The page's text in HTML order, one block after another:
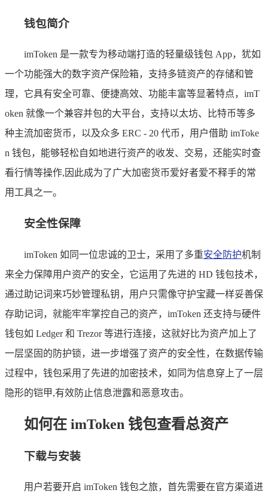
钱包简介
imToken 是一款专为移动端打造的轻量级钱包 App，犹如
一个功能强大的数字资产保险箱，支持多链资产的存储和管
理，它具有安全可靠、便捷高效、功能丰富等显著特点，imT
oken 就像一个兼容并包的大平台，支持以太坊、比特币等多
种主流加密货币，以及众多 ERC - 20 代币，用户借助 imToke
n 钱包，能够轻松自如地进行资产的收发、交易，还能实时查
看行情等操作,因此成为了广大加密货币爱好者爱不释手的常
用工具之一。
安全性保障
imToken 如同一位忠诚的卫士，采用了多重安全防护机制
来全力保障用户资产的安全，它运用了先进的 HD 钱包技术，
通过助记词来巧妙管理私钥，用户只需像守护宝藏一样妥善保
存助记词，就能牢牢掌控自己的资产，imToken 还支持与硬件
钱包如 Ledger 和 Trezor 等进行连接，这就好比为资产加上了
一层坚固的防护锁，进一步增强了资产的安全性，在数据传输
过程中，钱包采用了先进的加密技术，如同为信息穿上了一层
隐形的铠甲,有效防止信息泄露和恶意攻击。
如何在 imToken 钱包查看总资产
下载与安装
用户若要开启 imToken 钱包之旅，首先需要在官方渠道进